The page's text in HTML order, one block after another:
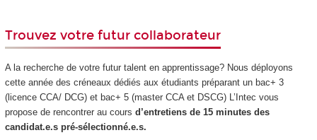
Trouvez votre futur collaborateur
A la recherche de votre futur talent en apprentissage? Nous déployons
cette année des créneaux dédiés aux étudiants préparant un bac+ 3
(licence CCA/ DCG) et bac+ 5 (master CCA et DSCG) L’Intec vous
propose de rencontrer au cours d’entretiens de 15 minutes des
candidat.e.s pré-sélectionné.e.s.